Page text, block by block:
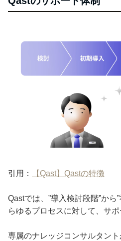
引用： 【Qast】Qastの特徴
Qastでは、”導入検討段階”から
らゆるプロセスに対して、サポ
専属のナレッジコンサルタン